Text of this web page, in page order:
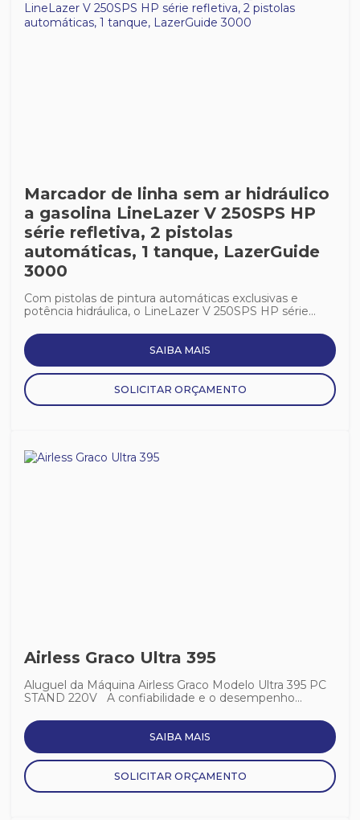
Marcador de linha sem ar hidráulico
a gasolina LineLazer V 250SPS HP
série refletiva, 2 pistolas
automáticas, 1 tanque, LazerGuide
3000
Com pistolas de pintura automáticas exclusivas e
potência hidráulica, o LineLazer V 250SPS HP série...
SAIBA MAIS
SOLICITAR ORÇAMENTO
Airless Graco Ultra 395
Aluguel da Máquina Airless Graco Modelo Ultra 395 PC
STAND 220V A confiabilidade e o desempenho...
SAIBA MAIS
SOLICITAR ORÇAMENTO